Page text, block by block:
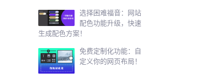
选择困难福音：网站
配色功能升级，快速
生成配色方案！
免费定制化功能：自
定义你的网页布局！